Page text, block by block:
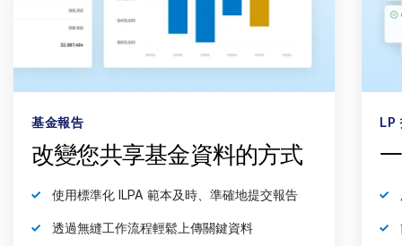
基金報告
改變您共享基金資料的方式
使用標準化 ILPA 範本及時、準確地提交報告
透過無縫工作流程輕鬆上傳關鍵資料
LP